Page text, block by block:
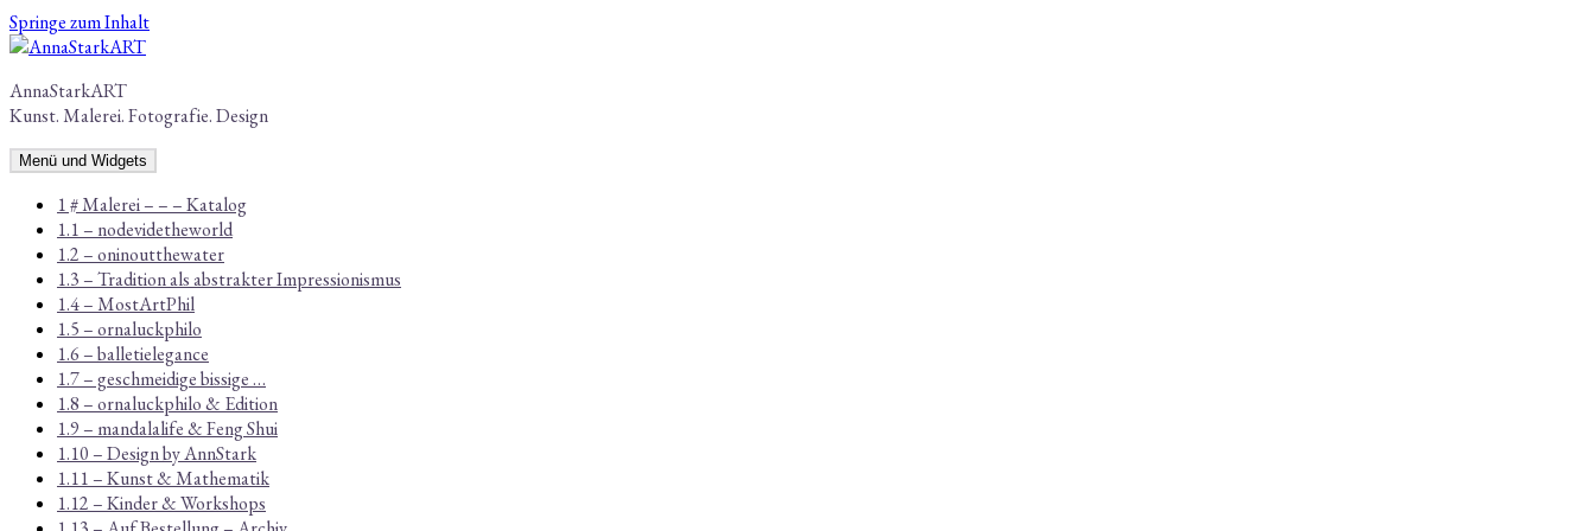
Springe zum Inhalt
AnnaStarkART
Kunst. Malerei. Fotografie. Design
Menü und Widgets
1 # Malerei – – – Katalog
1.1 – nodevidetheworld
1.2 – oninoutthewater
1.3 – Tradition als abstrakter Impressionismus
1.4 – MostArtPhil
1.5 – ornaluckphilo
1.6 – balletielegance
1.7 – geschmeidige bissige …
1.8 – ornaluckphilo & Edition
1.9 – mandalalife & Feng Shui
1.10 – Design by AnnStark
1.11 – Kunst & Mathematik
1.12 – Kinder & Workshops